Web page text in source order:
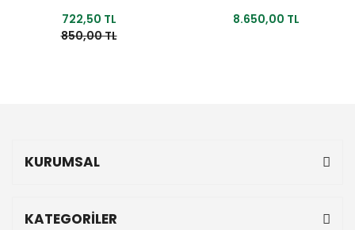
722,50 TL
850,00 TL
8.650,00 TL
KURUMSAL
KATEGORİLER